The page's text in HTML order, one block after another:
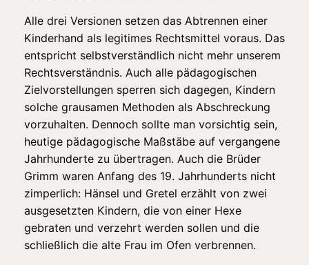
Alle drei Versionen setzen das Abtrennen einer
Kinderhand als legitimes Rechtsmittel voraus. Das
entspricht selbstverständlich nicht mehr unserem
Rechtsverständnis. Auch alle pädagogischen
Zielvorstellungen sperren sich dagegen, Kindern
solche grausamen Methoden als Abschreckung
vorzuhalten. Dennoch sollte man vorsichtig sein,
heutige pädagogische Maßstäbe auf vergangene
Jahrhunderte zu übertragen. Auch die Brüder
Grimm waren Anfang des 19. Jahrhunderts nicht
zimperlich: Hänsel und Gretel erzählt von zwei
ausgesetzten Kindern, die von einer Hexe
gebraten und verzehrt werden sollen und die
schließlich die alte Frau im Ofen verbrennen.